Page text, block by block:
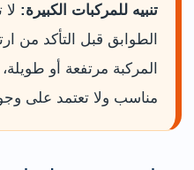
تنبيه للمركبات الكبيرة:
الطوابق قبل التأكد من
المركبة مرتفعة أو
مناسب ولا تعتمد على